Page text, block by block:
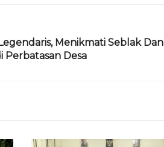
Menikmati Seblak Dan
Perbatasan Desa